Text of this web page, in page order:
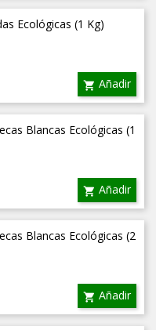
Ecológicas (1 Kg)
 Añadir
Blancas Ecológicas (1
 Añadir
Blancas Ecológicas (2
 Añadir